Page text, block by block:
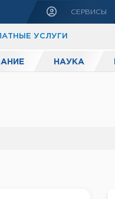
СЕРВИСЫ
УСЛУГИ
НАУКА